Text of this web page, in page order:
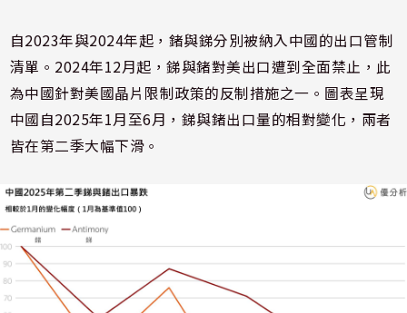
自2023年與2024年起，鍺與銻分別被納入中國的出口管制
清單。2024年12月起，銻與鍺對美出口遭到全面禁止，此
為中國針對美國晶片限制政策的反制措施之一。圖表呈現
中國自2025年1月至6月，銻與鍺出口量的相對變化，兩者
皆在第二季大幅下滑。